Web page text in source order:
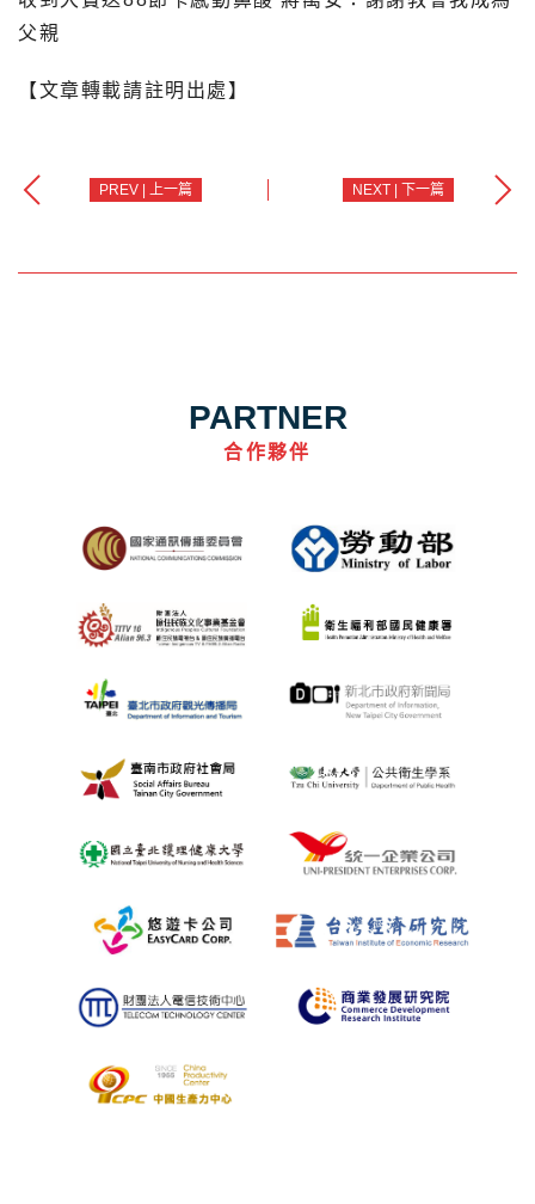
父親
【文章轉載請註明出處】
PREV | 上一篇 NEXT | 下一篇
PARTNER
合作夥伴